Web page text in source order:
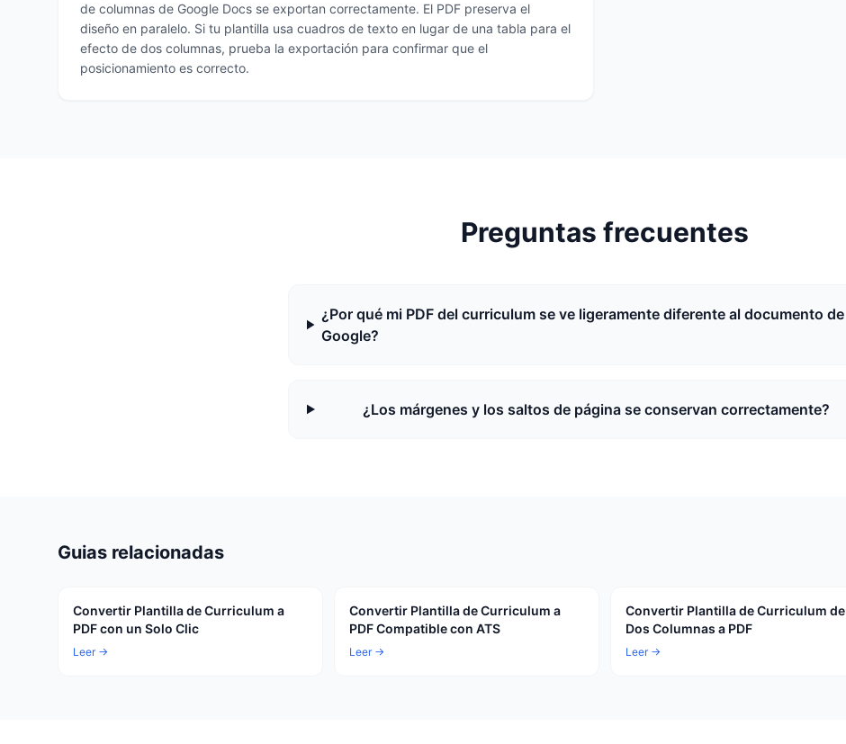
de columnas de Google Docs se exportan correctamente. El PDF preserva el
diseño en paralelo. Si tu plantilla usa cuadros de texto en lugar de una tabla para el
efecto de dos columnas, prueba la exportación para confirmar que el
posicionamiento es correcto.
Preguntas frecuentes
¿Por qué mi PDF del curriculum se ve ligeramente diferente al documento de
Google?
¿Los márgenes y los saltos de página se conservan correctamente?
Guias relacionadas
Convertir Plantilla de Curriculum a
PDF con un Solo Clic
Leer →
Convertir Plantilla de Curriculum a
PDF Compatible con ATS
Leer →
Convertir Plantilla de Curriculum de
Dos Columnas a PDF
Leer →